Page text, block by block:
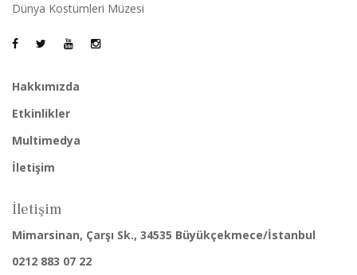
Dünya Kostümleri Müzesi
Hakkımızda
Etkinlikler
Multimedya
İletişim
İletişim
Mimarsinan, Çarşı Sk., 34535 Büyükçekmece/İstanbul
0212 883 07 22